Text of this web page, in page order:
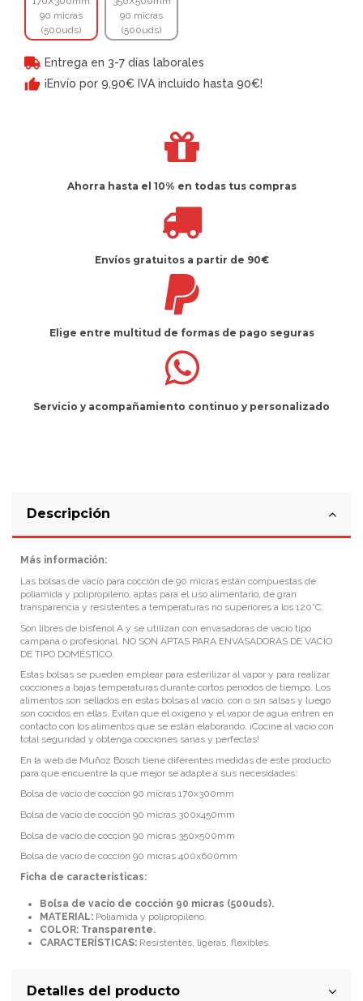
90 micras
(500uds)
90 micras
(500uds)
Entrega en 3-7 días laborales
¡Envío por 9,90€ IVA incluido hasta 90€!
Ahorra hasta el 10% en todas tus compras
Envíos gratuitos a partir de 90€
Elige entre multitud de formas de pago seguras
Servicio y acompañamiento continuo y personalizado
Descripción
Más información:
Las bolsas de vacío para cocción de 90 micras están compuestas de
poliamida y polipropileno, aptas para el uso alimentario, de gran
transparencia y resistentes a temperaturas no superiores a los 120°C.
Son libres de bisfenol A y se utilizan con envasadoras de vacío tipo
campana o profesional. NO SON APTAS PARA ENVASADORAS DE VACÍO
DE TIPO DOMÉSTICO.
Estas bolsas se pueden emplear para esterilizar al vapor y para realizar
cocciones a bajas temperaturas durante cortos períodos de tiempo. Los
alimentos son sellados en estas bolsas al vacío, con o sin salsas y luego
son cocidos en ellas. Evitan que el oxígeno y el vapor de agua entren en
contacto con los alimentos que se están elaborando. ¡Cocine al vacío con
total seguridad y obtenga cocciones sanas y perfectas!
En la web de Muñoz Bosch tiene diferentes medidas de este producto
para que encuentre la que mejor se adapte a sus necesidades:
Bolsa de vacío de cocción 90 micras 170x300mm
Bolsa de vacío de cocción 90 micras 300x450mm
Bolsa de vacío de cocción 90 micras 350x500mm
Bolsa de vacío de cocción 90 micras 400x600mm
Ficha de características:
Bolsa de vacío de cocción 90 micras (500uds).
MATERIAL: Poliamida y polipropileno.
COLOR: Transparente.
CARACTERÍSTICAS: Resistentes, ligeras, flexibles.
Detalles del producto